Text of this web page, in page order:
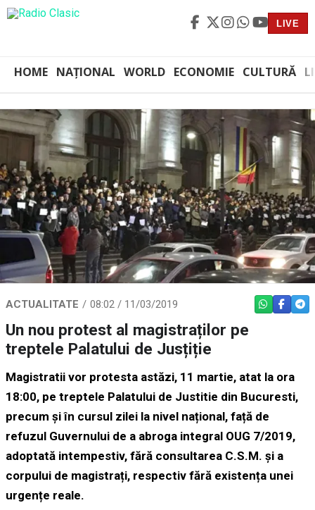
LIVE
HOME NAȚIONAL WORLD ECONOMIE CULTURĂ
ACTUALITATE 08:02 / 11/03/2019 WHATSAPP
Un nou protest al magistraților pe
treptele Palatului de Jusțiție
Magistratii vor protesta astăzi, 11 martie, atat la ora
18:00, pe treptele Palatului de Justitie din Bucuresti,
precum și în cursul zilei la nivel național, față de
refuzul Guvernului de a abroga integral OUG 7/2019,
adoptată intempestiv, fără consultarea C.S.M. și a
corpului de magistrați, respectiv fără existența unei
urgențe reale.